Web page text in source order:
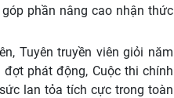
phần nâng cao nhận thức
Tuyên truyền viên giỏi năm
phát động, Cuộc thi chính
lan tỏa tích cực trong toàn